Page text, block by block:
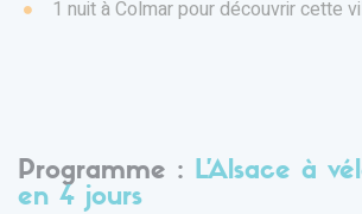
1 nuit à Colmar pour découvrir cette
Programme : L'Alsace à
en 4 jours